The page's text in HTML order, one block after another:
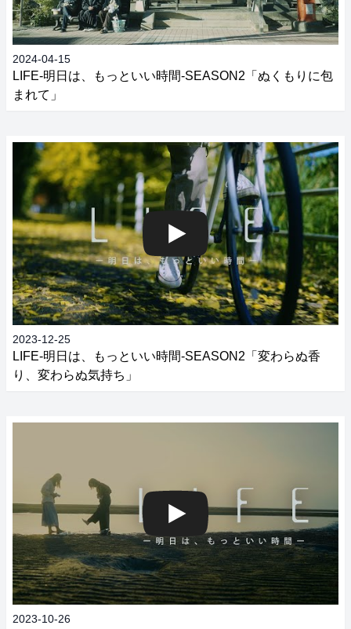
2024-04-15
LIFE‐明日は、もっといい時間‐SEASON2「ぬくもりに包
まれて」
2023-12-25
LIFE‐明日は、もっといい時間‐SEASON2​「変わらぬ香
り、変わらぬ気持ち」
2023-10-26